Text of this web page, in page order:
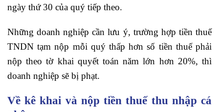
ngày thứ 30 của quý tiếp theo.
Những doanh nghiệp cần lưu ý, trường hợp tiền thuế
TNDN tạm nộp mỗi quý thấp hơn số tiền thuế phải
nộp theo tờ khai quyết toán năm lớn hơn 20%, thì
doanh nghiệp sẽ bị phạt.
Về kê khai và nộp tiền thuế thu nhập cá